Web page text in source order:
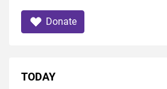
Donate
TODAY